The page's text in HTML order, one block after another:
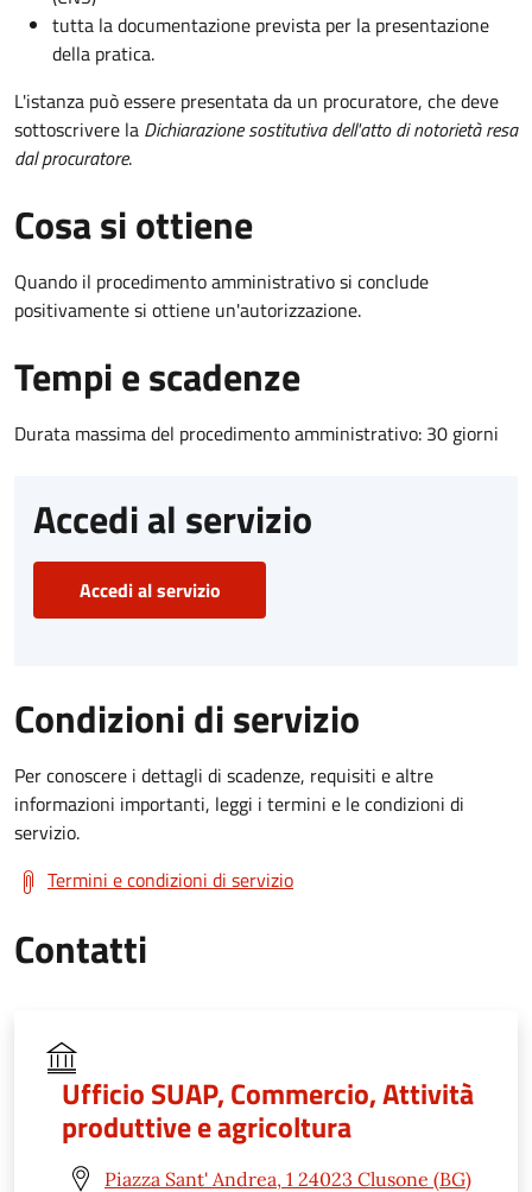
tutta la documentazione prevista per la presentazione
della pratica.
L'istanza può essere presentata da un procuratore, che deve
sottoscrivere la Dichiarazione sostitutiva dell'atto di notorietà resa
dal procuratore.
Cosa si ottiene
Quando il procedimento amministrativo si conclude
positivamente si ottiene un'autorizzazione.
Tempi e scadenze
Durata massima del procedimento amministrativo: 30 giorni
Accedi al servizio
Accedi al servizio
Condizioni di servizio
Per conoscere i dettagli di scadenze, requisiti e altre
informazioni importanti, leggi i termini e le condizioni di
servizio.
Termini e condizioni di servizio
Contatti
Ufficio SUAP, Commercio, Attività
produttive e agricoltura
Piazza Sant' Andrea, 1 24023 Clusone (BG)